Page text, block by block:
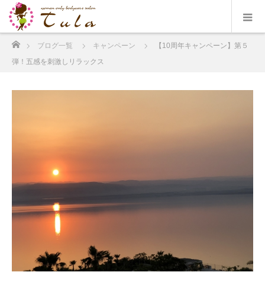
ブログ一覧 キャンペーン
【10周年キャンペーン】第５
弾！五感を刺激しリラックス